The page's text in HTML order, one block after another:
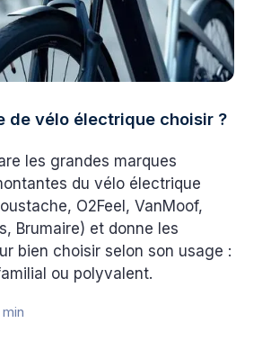
de vélo électrique choisir ?
les grandes marques
du vélo électrique
O2Feel, VanMoof,
Brumaire) et donne les
bien choisir selon son usage :
ou polyvalent.